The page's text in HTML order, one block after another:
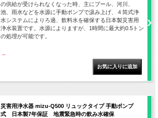
の供給が受けられなくなった時、主にプール、河川、
池、雨水などを水源に手動ポンプで汲み上げ、４筒式浄
水システムによりろ過、飲料水を確保する日本製災害用
浄水装置です。水源によりますが、1時間に最大約0.5トン
の処理が可能です。
～
災害用浄水器 mizu-Q500 リュックタイプ 手動ポンプ
式 日本製7年保証 地震緊急時の飲み水確保